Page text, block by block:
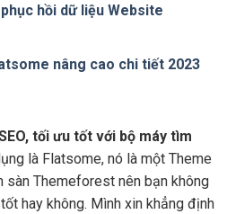
hồi dữ liệu Website
nâng cao chi tiết 2023
tối ưu tốt với bộ máy tìm
là Flatsome, nó là một Theme
sàn Themeforest nên bạn không
hay không. Mình xin khẳng định